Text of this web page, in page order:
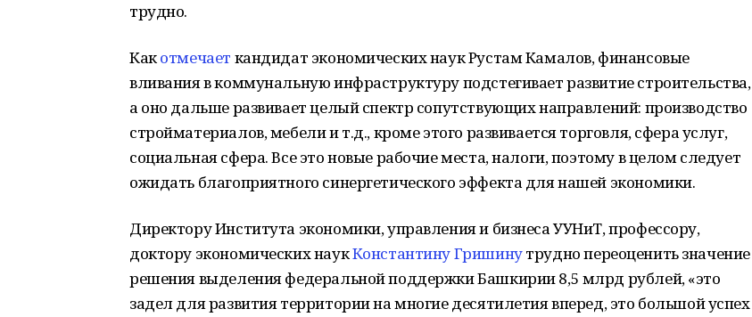
трудно.
Какотмечает кандидат экономических наук Рустам Камалов, финансовые
вливания в коммунальную инфраструктуру подстегивает развитие строительства,
а оно дальше развивает целый спектр сопутствующих направлений: производство
стройматериалов, мебели и т.д., кроме этого развивается торговля, сфера услуг,
социальная сфера. Все это новые рабочие места, налоги, поэтому в целом следует
ожидать благоприятного синергетического эффекта для нашей экономики.
Директору Института экономики, управления и бизнеса УУНиТ, профессору,
доктору экономических наукКонстантину Гришинутрудно переоценить значение
решения выделения федеральной поддержки Башкирии 8,5 млрд рублей, «это
задел для развития территории на многие десятилетия вперед, это большой успех